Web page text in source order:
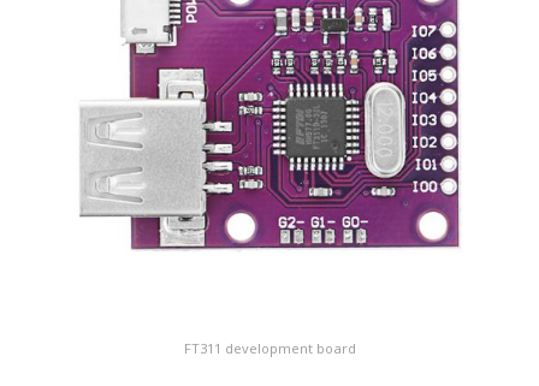
FT311 development board